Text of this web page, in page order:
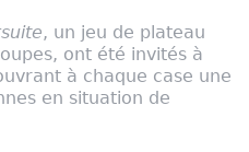
, un jeu de plateau
ont été invités à
à chaque case une
en situation de